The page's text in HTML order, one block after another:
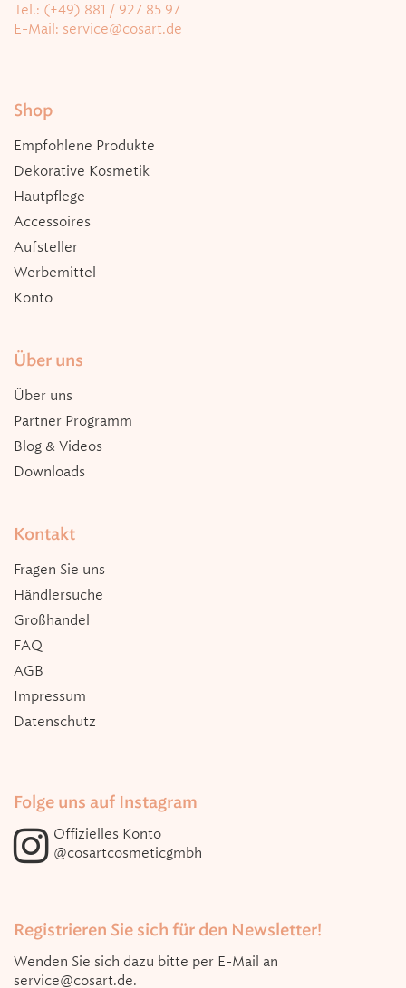
Tel.: (+49) 881 / 927 85 97
E-Mail: service@cosart.de
Shop
Empfohlene Produkte
Dekorative Kosmetik
Hautpflege
Accessoires
Aufsteller
Werbemittel
Konto
Über uns
Über uns
Partner Programm
Blog & Videos
Downloads
Kontakt
Fragen Sie uns
Händlersuche
Großhandel
FAQ
AGB
Impressum
Datenschutz
Folge uns auf Instagram
Offizielles Konto
@cosartcosmeticgmbh
Registrieren Sie sich für den Newsletter!
Wenden Sie sich dazu bitte per E-Mail an
service@cosart.de.